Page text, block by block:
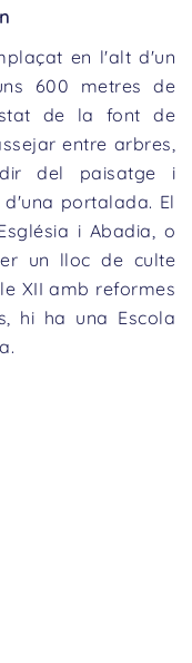
en l'alt d'un
600 metres de
de la font de
entre arbres,
del paisatge i
portalada. El
i Abadia, o
un lloc de culte
XII amb reformes
hi ha una Escola